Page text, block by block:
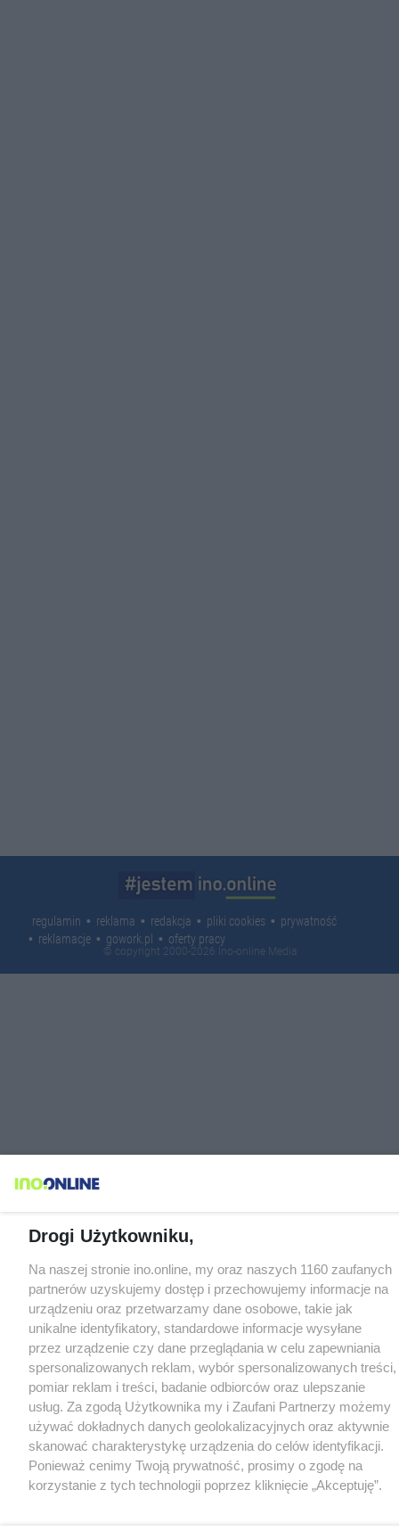
regulamin reklama redakcja pliki cookies
prywatność
reklamacje
gowork.pl oferty pracy
© copyright 2000-2026 Ino-online Media
Drogi Użytkowniku,
Na naszej stronie ino.online, my oraz naszych 1160 zaufanych
partnerów uzyskujemy dostęp i przechowujemy informacje na
urządzeniu oraz przetwarzamy dane osobowe, takie jak
unikalne identyfikatory, standardowe informacje wysyłane
przez urządzenie czy dane przeglądania w celu zapewniania
spersonalizowanych reklam, wybór spersonalizowanych treści,
pomiar reklam i treści, badanie odbiorców oraz ulepszanie
usług. Za zgodą Użytkownika my i Zaufani Partnerzy możemy
używać dokładnych danych geolokalizacyjnych oraz aktywnie
skanować charakterystykę urządzenia do celów identyfikacji.
Ponieważ cenimy Twoją prywatność, prosimy o zgodę na
korzystanie z tych technologii poprzez kliknięcie „Akceptuję”.